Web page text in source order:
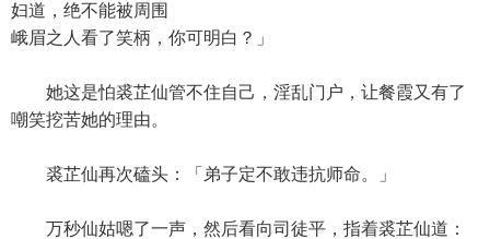
妇道，绝不能被周围
峨眉之人看了笑柄，你可明白？」
她这是怕裘芷仙管不住自己，淫乱门户，让餐霞又有了
嘲笑挖苦她的理由。
裘芷仙再次磕头：「弟子定不敢违抗师命。」
万秒仙姑嗯了一声，然后看向司徒平，指着裘芷仙道：